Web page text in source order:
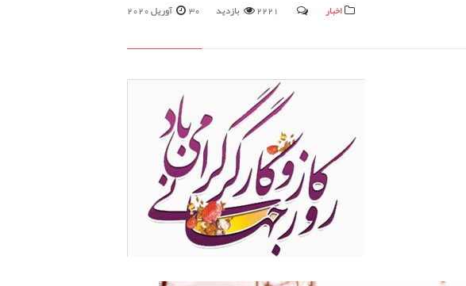
30 آوریل 2020 2221 بازدید اخبار